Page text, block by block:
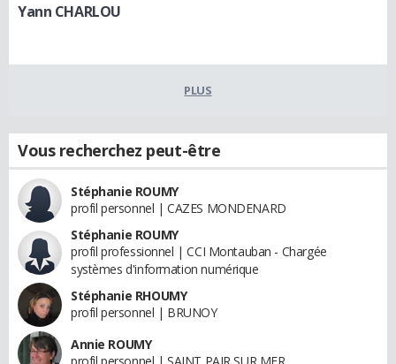
Yann CHARLOU
PLUS
Vous recherchez peut-être
Stéphanie ROUMY
profil personnel | CAZES MONDENARD
Stéphanie ROUMY
profil professionnel | CCI Montauban - Chargée
systèmes d'information numérique
Stéphanie RHOUMY
profil personnel | BRUNOY
Annie ROUMY